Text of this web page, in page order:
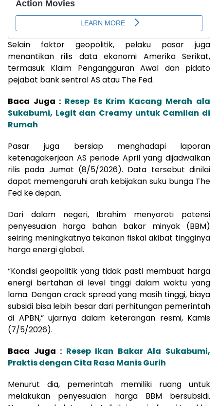
Selain faktor geopolitik, pelaku pasar juga
menantikan rilis data ekonomi Amerika Serikat,
termasuk Klaim Pengangguran Awal dan pidato
pejabat bank sentral AS atau The Fed.
Baca Juga : Resep Es Krim Kacang Merah ala
Sukabumi, Legit dan Creamy untuk Camilan di
Rumah
Pasar juga bersiap menghadapi laporan
ketenagakerjaan AS periode April yang dijadwalkan
rilis pada Jumat (8/5/2026). Data tersebut dinilai
dapat memengaruhi arah kebijakan suku bunga The
Fed ke depan.
Dari dalam negeri, Ibrahim menyoroti potensi
penyesuaian harga bahan bakar minyak (BBM)
seiring meningkatnya tekanan fiskal akibat tingginya
harga energi global.
“Kondisi geopolitik yang tidak pasti membuat harga
energi bertahan di level tinggi dalam waktu yang
lama. Dengan crack spread yang masih tinggi, biaya
subsidi bisa lebih besar dari perhitungan pemerintah
di APBN,” ujarnya dalam keterangan resmi, Kamis
(7/5/2026).
Baca Juga : Resep Ikan Bakar Ala Sukabumi,
Praktis dengan Cita Rasa Manis Gurih
Menurut dia, pemerintah memiliki ruang untuk
melakukan penyesuaian harga BBM bersubsidi.